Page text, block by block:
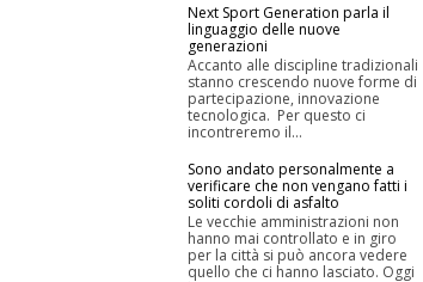
Next Sport Generation parla il
linguaggio delle nuove
generazioni
Accanto alle discipline tradizionali
stanno crescendo nuove forme di
partecipazione, innovazione
tecnologica. Per questo ci
incontreremo il...
Sono andato personalmente a
verificare che non vengano fatti i
soliti cordoli di asfalto
Le vecchie amministrazioni non
hanno mai controllato e in giro
per la città si può ancora vedere
quello che ci hanno lasciato. Oggi